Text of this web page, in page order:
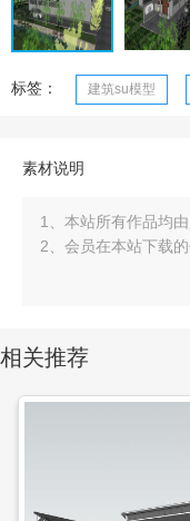
标签： 建筑su模型
素材说明
1、本站所有作品均
2、会员在本站下载
相关推荐